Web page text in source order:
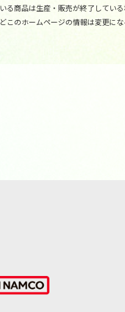
商品は生産・販売が終了している
のホームページの情報は変更にな